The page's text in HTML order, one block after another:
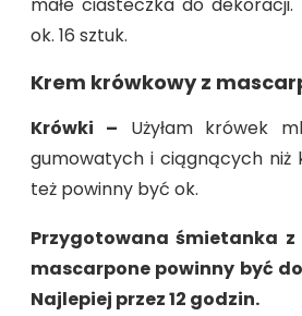
ok. 16 sztuk.
Krem krówkowy z
Krówki – Użyłam krówek
gumowatych i ciągnących niż
też powinny być ok.
Przygotowana śmietanka
mascarpone powinny być
Najlepiej przez 12 godzin.